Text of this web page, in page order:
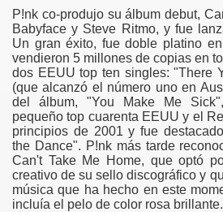
P!nk co-produjo su álbum debut,
Babyface y Steve Ritmo, y fue
Un gran éxito, fue doble platino
vendieron 5 millones de copias en
dos EEUU top ten singles: "There
(que alcanzó el número uno en
del álbum, "You Make Me
pequeño top cuarenta EEUU y el
principios de 2001 y fue
the Dance". P!nk más tarde
Can't Take Me Home, que optó
creativo de su sello discográfico y
música que ha hecho en este
incluía el pelo de color rosa brillante.